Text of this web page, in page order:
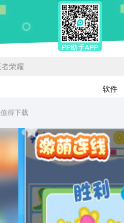
者荣耀
软件
得下载